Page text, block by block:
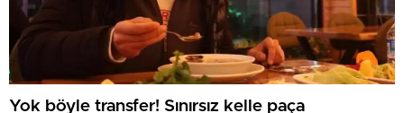
Yok böyle transfer! Sınırsız kelle paça